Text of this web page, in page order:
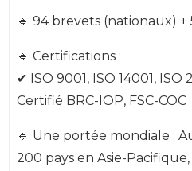
🔹 94 brevets (nationaux)
🔹 Certifications :
✔ ISO 9001, ISO 14001, ISO
Certifié BRC-IOP, FSC-COC
🔹 Une portée mondiale :
200 pays en Asie-